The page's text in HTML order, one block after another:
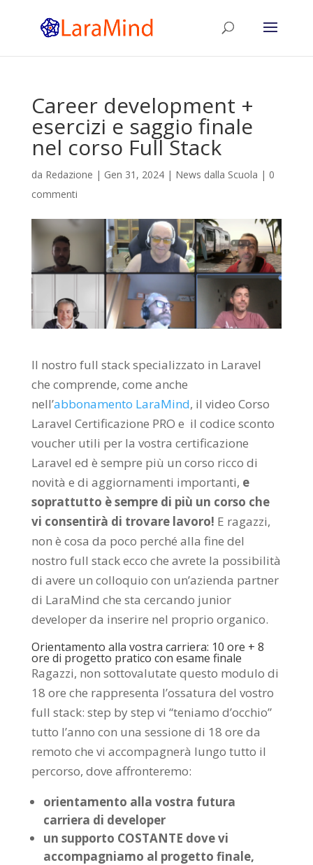
Career development +
esercizi e saggio finale
nel corso Full Stack
da Redazione | Gen 31, 2024| News dalla Scuola | 0
commenti
Il nostro full stack specializzato in Laravel
che comprende, come anche
nell’abbonamento LaraMind, il video Corso
Laravel Certificazione PRO e il codice sconto
voucher utili per la vostra certificazione
Laravel ed è sempre più un corso ricco di
novità e di aggiornamenti importanti, e
soprattutto è sempre di più un corso che
vi consentirà di trovare lavoro! E ragazzi,
non è cosa da poco perché alla fine del
nostro full stack ecco che avrete la possibilità
di avere un colloquio con un’azienda partner
di LaraMind che sta cercando junior
developer da inserire nel proprio organico.
Orientamento alla vostra carriera: 10 ore + 8
ore di progetto pratico con esame finale
Ragazzi, non sottovalutate questo modulo di
18 ore che rappresenta l’ossatura del vostro
full stack: step by step vi “teniamo d’occhio”
tutto l’anno con una sessione di 18 ore da
remoto che vi accompagnerà lungo tutto il
percorso, dove affronteremo:
orientamento alla vostra futura
carriera di developer
un supporto COSTANTE dove vi
accompagniamo al progetto finale,